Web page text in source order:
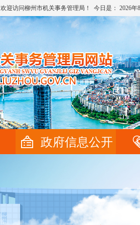
欢迎访问柳州市机关事务管理局！ 今日是： 2026
政府信息公开